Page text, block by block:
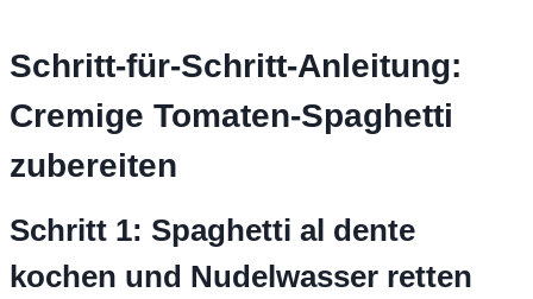
Schritt-für-Schritt-Anleitung:
Cremige Tomaten-Spaghetti
zubereiten
Schritt 1: Spaghetti al dente
kochen und Nudelwasser retten